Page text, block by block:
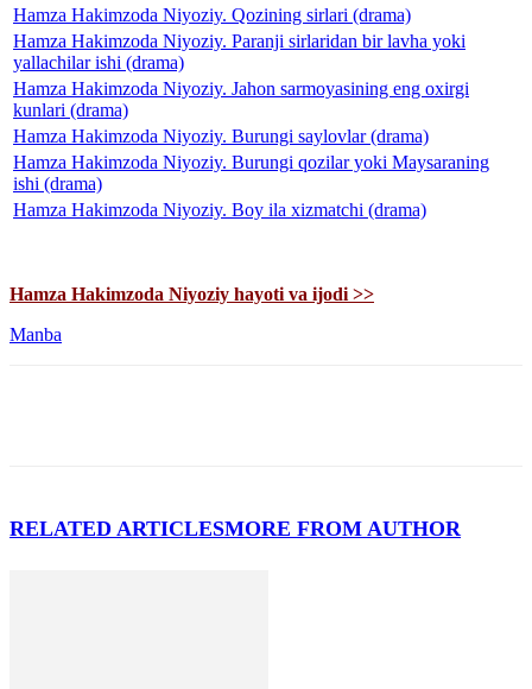
Hamza Hakimzoda Niyoziy. Qozining sirlari (drama)
Hamza Hakimzoda Niyoziy. Paranji sirlaridan bir lavha yoki
yallachilar ishi (drama)
Hamza Hakimzoda Niyoziy. Jahon sarmoyasining eng oxirgi
kunlari (drama)
Hamza Hakimzoda Niyoziy. Burungi saylovlar (drama)
Hamza Hakimzoda Niyoziy. Burungi qozilar yoki Maysaraning
ishi (drama)
Hamza Hakimzoda Niyoziy. Boy ila xizmatchi (drama)
Hamza Hakimzoda Niyoziy hayoti va ijodi >>
Manba
RELATED ARTICLESMORE FROM AUTHOR